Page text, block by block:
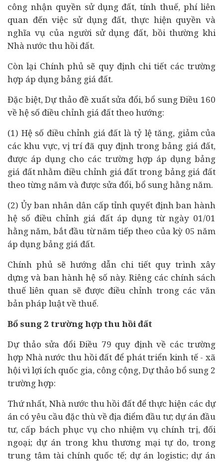
công nhận quyền sử dụng đất, tính thuế, phí liên
quan đến việc sử dụng đất, thực hiện quyền và
nghĩa vụ của người sử dụng đất, bồi thường khi
Nhà nước thu hồi đất.
Còn lại Chính phủ sẽ quy định chi tiết các trường
hợp áp dụng bảng giá đất.
Đặc biệt, Dự thảo đề xuất sửa đổi, bổ sung Điều 160
về hệ số điều chỉnh giá đất theo hướng:
(1) Hệ số điều chỉnh giá đất là tỷ lệ tăng, giảm của
các khu vực, vị trí đã quy định trong bảng giá đất,
được áp dụng cho các trường hợp áp dụng bảng
giá đất nhằm điều chỉnh giá đất trong bảng giá đất
theo từng năm và được sửa đổi, bổ sung hằng năm.
(2) Ủy ban nhân dân cấp tỉnh quyết định ban hành
hệ số điều chỉnh giá đất áp dụng từ ngày 01/01
hằng năm, bắt đầu từ năm tiếp theo của kỳ 05 năm
áp dụng bảng giá đất.
Chính phủ sẽ hướng dẫn chi tiết quy trình xây
dựng và ban hành hệ số này. Riêng các chính sách
thuế liên quan sẽ được điều chỉnh trong các văn
bản pháp luật về thuế.
Bổ sung 2 trường hợp thu hồi đất
Dự thảo sửa đổi Điều 79 quy định về các trường
hợp Nhà nước thu hồi đất để phát triển kinh tế- xã
hội vì lợi ích quốc gia, công cộng, Dự thảo bổ sung 2
trường hợp:
Thứ nhất, Nhà nước thu hồi đất để thực hiện các dự
án có yêu cầu đặc thù về địa điểm đầu tư; dự án đầu
tư, cấp bách phục vụ cho nhiệm vụ chính trị, đối
ngoại; dự án trong khu thương mại tự do, trong
trung tâm tài chính quốc tế; dự án logistic; dự án